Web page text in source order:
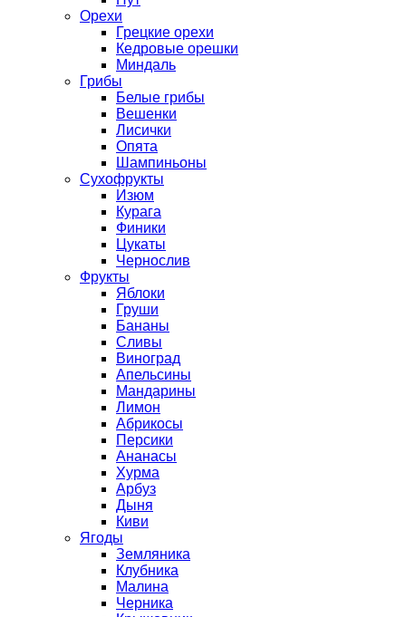
Орехи
Грецкие орехи
Кедровые орешки
Миндаль
Грибы
Белые грибы
Вешенки
Лисички
Опята
Шампиньоны
Сухофрукты
Изюм
Курага
Финики
Цукаты
Чернослив
Фрукты
Яблоки
Груши
Бананы
Сливы
Виноград
Апельсины
Мандарины
Лимон
Абрикосы
Персики
Ананасы
Хурма
Арбуз
Дыня
Киви
Ягоды
Земляника
Клубника
Малина
Черника